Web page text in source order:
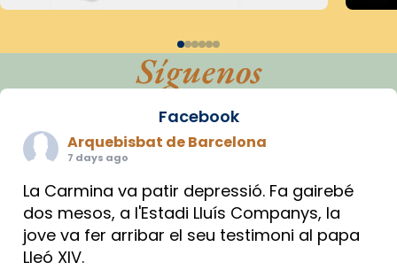
Síguenos
Facebook
Arquebisbat de Barcelona
7 days ago
La Carmina va patir depressió. Fa gairebé
dos mesos, a l'Estadi Lluís Companys, la
jove va fer arribar el seu testimoni al papa
Lleó XIV.